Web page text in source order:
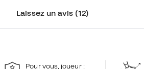
Laissez un avis (12)
Pour vous, joueur :